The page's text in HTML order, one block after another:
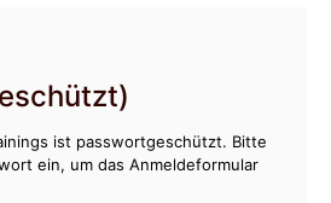
ist passwortgeschützt. Bitte
ein, um das Anmeldeformular